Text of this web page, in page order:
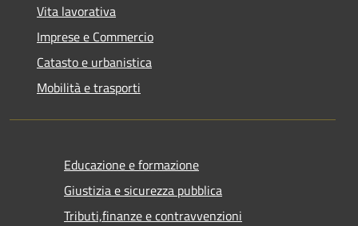
Vita lavorativa
Imprese e Commercio
Catasto e urbanistica
Mobilità e trasporti
Educazione e formazione
Giustizia e sicurezza pubblica
Tributi,finanze e contravvenzioni